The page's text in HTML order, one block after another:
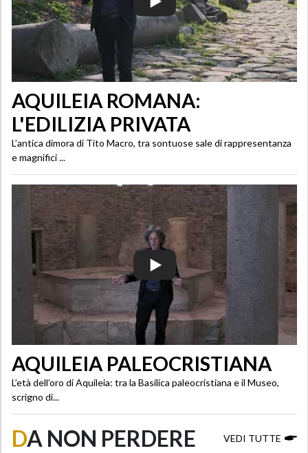
AQUILEIA ROMANA:
L'EDILIZIA PRIVATA
L’antica dimora di Tito Macro, tra sontuose sale di rappresentanza
e magnifici ...
AQUILEIA PALEOCRISTIANA
L’età dell’oro di Aquileia: tra la Basilica paleocristiana e il Museo,
scrigno di...
DA NON PERDERE VEDI TUTTE